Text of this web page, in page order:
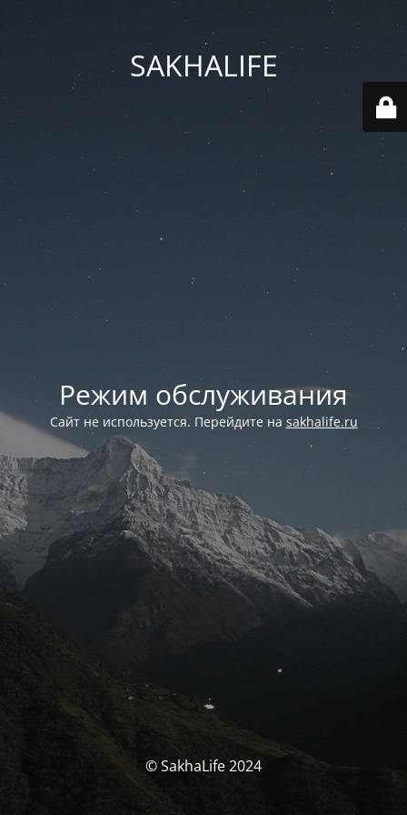
SAKHALIFE
Режим обслуживания
Сайт не используется. Перейдите на sakhalife.ru
© SakhaLife 2024